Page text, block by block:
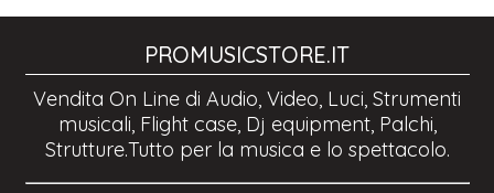
PROMUSICSTORE.IT
Vendita On Line di Audio, Video, Luci, Strumenti
musicali, Flight case, Dj equipment, Palchi,
Strutture.Tutto per la musica e lo spettacolo.